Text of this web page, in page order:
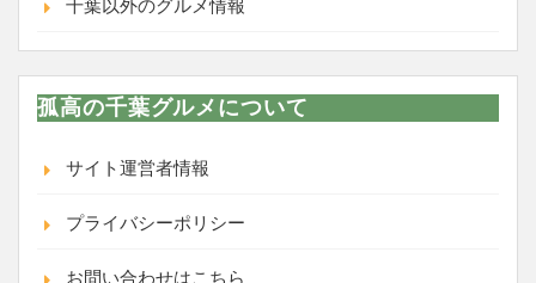
千葉以外のグルメ情報
孤高の千葉グルメについて
サイト運営者情報
プライバシーポリシー
お問い合わせはこちら